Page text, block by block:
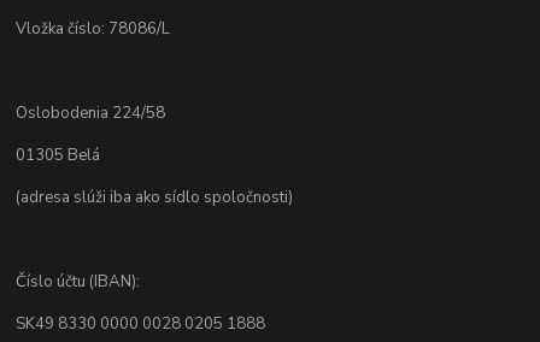
Vložka číslo: 78086/L
Oslobodenia 224/58
01305 Belá
(adresa slúži iba ako sídlo spoločnosti)
Číslo účtu (IBAN):
SK49 8330 0000 0028 0205 1888